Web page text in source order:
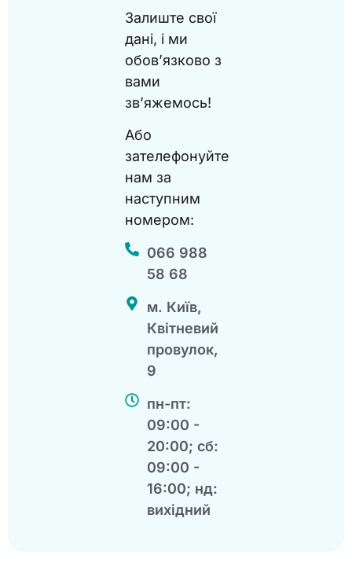
Залиште свої
дані, і ми
обов’язково з
вами
зв’яжемось!
Або
зателефонуйте
нам за
наступним
номером:
066 988
58 68
м. Київ,
Квітневий
провулок,
9
пн-пт:
09:00 -
20:00; сб:
09:00 -
16:00; нд:
вихідний